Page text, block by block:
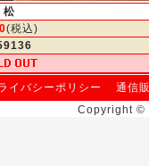
松
(税込)
イバシーポリシー
通信
Copyright ©